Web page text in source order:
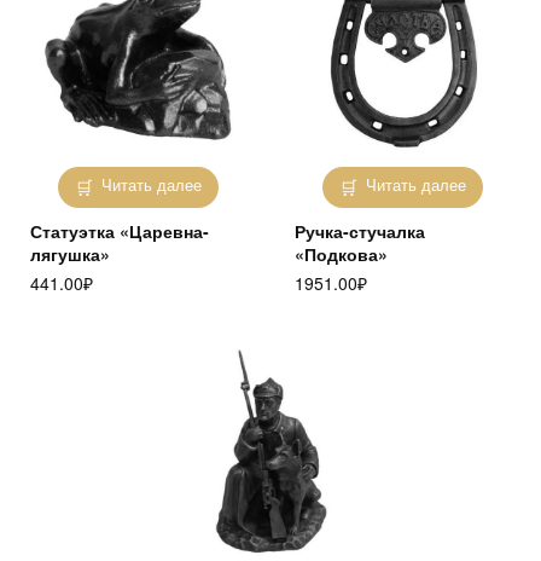
Читать далее
Статуэтка «Царевна-
лягушка»
441.00₽
Читать далее
Ручка-стучалка
«Подкова»
1951.00₽